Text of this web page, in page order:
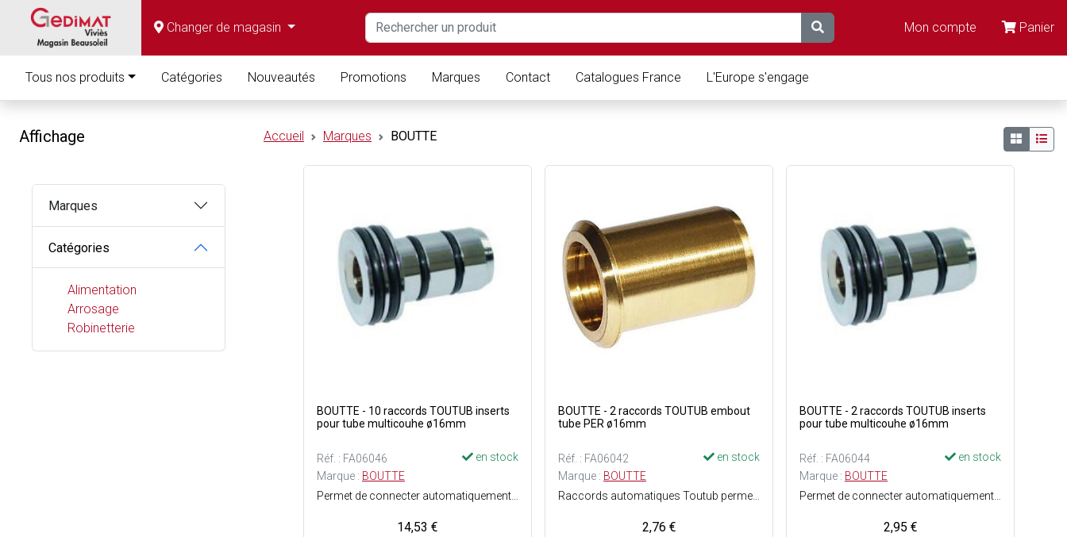
Changer de magasin Mon compte Panier
Tous nos produits Catégories Nouveautés Promotions Marques Contact Catalogues France L'Europe s'engage
Affichage
Marques
Catégories
Alimentation
Arrosage
Robinetterie
Accueil Marques BOUTTE
BOUTTE - 10 raccords TOUTUB inserts
pour tube multicouhe ø16mm
Réf. : FA06046
en stock
Marque : BOUTTE
14,53 €
BOUTTE - 2 raccords TOUTUB embout
tube PER ø16mm
Réf. : FA06042
en stock
Marque : BOUTTE
2,76 €
BOUTTE - 2 raccords TOUTUB inserts
pour tube multicouhe ø16mm
Réf. : FA06044
en stock
Marque : BOUTTE
2,95 €